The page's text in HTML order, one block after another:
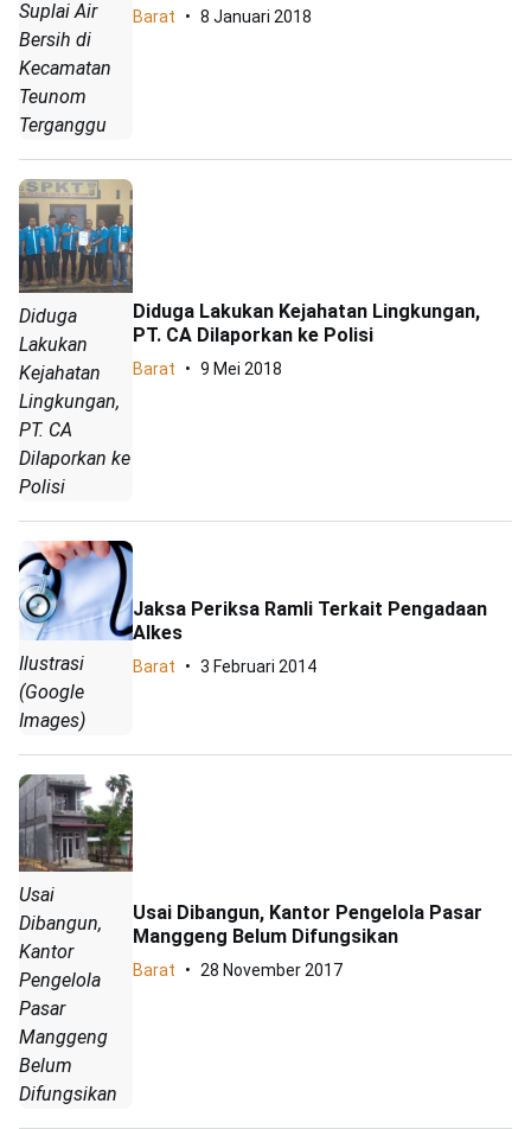
Suplai Air
Bersih di
Kecamatan
Teunom
Terganggu
Barat 8 Januari 2018
Diduga
Lakukan
Kejahatan
Lingkungan,
PT. CA
Dilaporkan ke
Polisi
Diduga Lakukan Kejahatan Lingkungan,
PT. CA Dilaporkan ke Polisi
Barat 9 Mei 2018
Ilustrasi
(Google
Images)
Jaksa Periksa Ramli Terkait Pengadaan
Alkes
Barat 3 Februari 2014
Usai
Dibangun,
Kantor
Pengelola
Pasar
Manggeng
Belum
Difungsikan
Usai Dibangun, Kantor Pengelola Pasar
Manggeng Belum Difungsikan
Barat 28 November 2017